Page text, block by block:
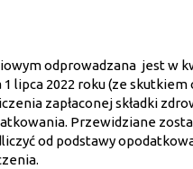
odprowadzana jest w
lipca 2022 roku (ze skutkiem
zapłaconej składki
Przewidziane
od podstawy